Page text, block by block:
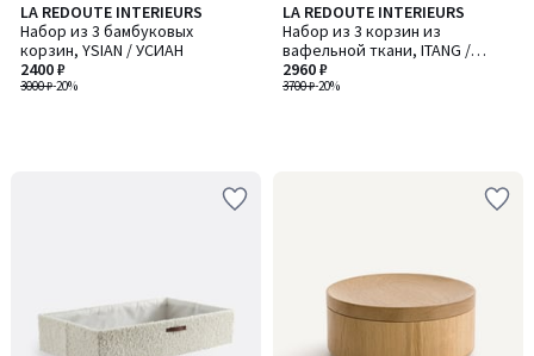
LA REDOUTE INTERIEURS
Набор из 3 бамбуковых
корзин, YSIAN / УСИАН
3000 ₽-20%
2400 ₽
LA REDOUTE INTERIEURS
Набор из 3 корзин из
вафельной ткани, ITANG /
ИТАНГ
3700 ₽-20%
2960 ₽